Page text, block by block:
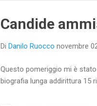
Candide
Di Danilo Ruocco novembre
Questo pomeriggio mi è
biografia lunga addirittura 15